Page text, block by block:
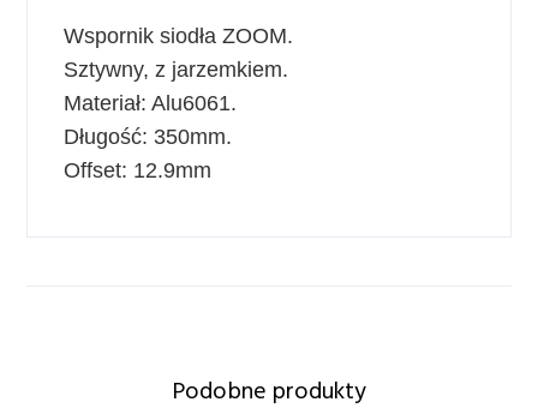
Wspornik siodła ZOOM.
Sztywny, z jarzemkiem.
Materiał: Alu6061.
Długość: 350mm.
Offset: 12.9mm
Podobne produkty